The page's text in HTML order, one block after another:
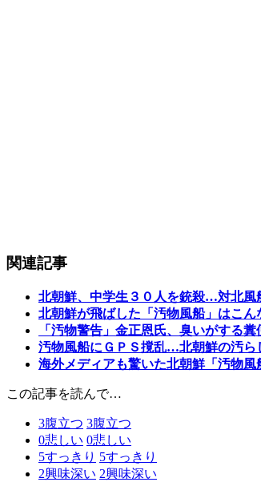
関連記事
北朝鮮、中学生３０人を銃殺…対北風
北朝鮮が飛ばした「汚物風船」はこ
「汚物警告」金正恩氏、臭いがする
汚物風船にＧＰＳ撹乱…北朝鮮の汚ら
海外メディアも驚いた北朝鮮「汚物
この記事を読んで…
3腹立つ 3腹立つ
0悲しい 0悲しい
5すっきり 5すっきり
2興味深い 2興味深い